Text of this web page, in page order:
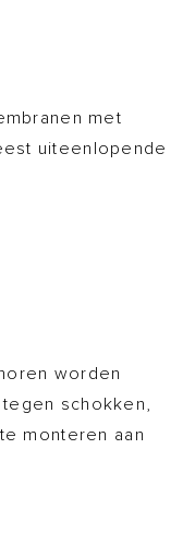
met
uiteenlopende
worden
schokken,
monteren aan